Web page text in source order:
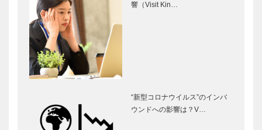
響（Visit Kin…
“新型コロナウイルス”のインバ
ウンドへの影響は？V…